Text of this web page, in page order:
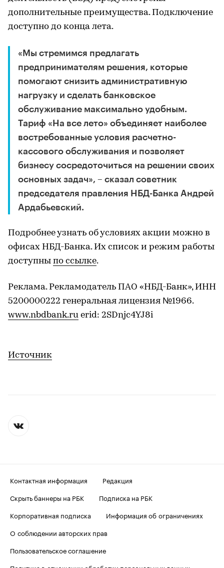
дополнительные преимущества. Подключение
доступно до конца лета.
«Мы стремимся предлагать
предпринимателям решения, которые
помогают снизить административную
нагрузку и сделать банковское
обслуживание максимально удобным.
Тариф «На все лето» объединяет наиболее
востребованные условия расчетно-
кассового обслуживания и позволяет
бизнесу сосредоточиться на решении своих
основных задач», – сказал советник
председателя правления НБД-Банка Андрей
Ардабьевский.
Подробнее узнать об условиях акции можно в
офисах НБД-Банка. Их список и режим работы
доступны по ссылке.
Реклама. Рекламодатель ПАО «НБД-Банк», ИНН
5200000222 генеральная лицензия №1966.
www.nbdbank.ru erid: 2SDnjc4YJ8i
Источник
Контактная информация
Редакция
Скрыть баннеры на РБК
Подписка на РБК
Корпоративная подписка
Информация об ограничениях
О соблюдении авторских прав
Пользовательское соглашение